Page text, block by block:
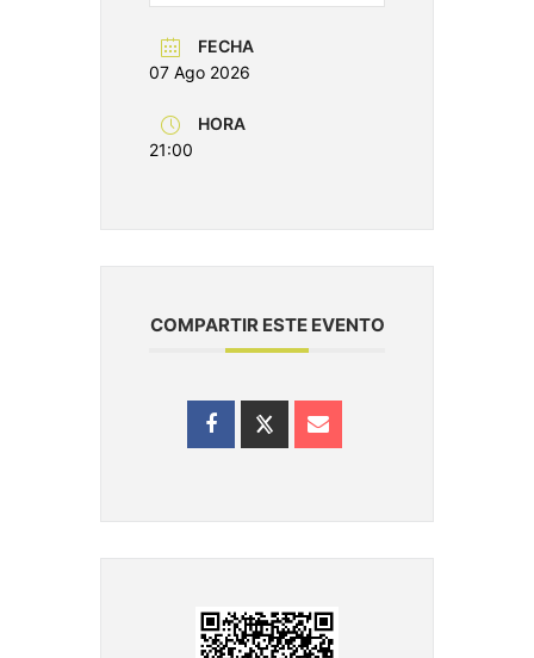
FECHA
07 Ago 2026
HORA
21:00
COMPARTIR ESTE EVENTO